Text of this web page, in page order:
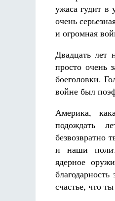
ужаса гудит в
очень
и огромная
Двадцать
просто очень
боеголовки.
войне был
Америка,
безвозвратно
и наши
ядерное
счастье, что